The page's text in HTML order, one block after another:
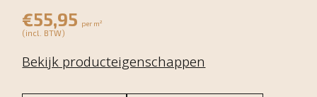
€55,95 per m²
(incl. BTW)
Bekijk producteigenschappen